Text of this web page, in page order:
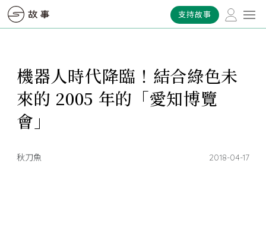
支持故事
機器人時代降臨！結合綠色未
來的 2005 年的「愛知博覽
會」
秋刀魚 2018-04-17